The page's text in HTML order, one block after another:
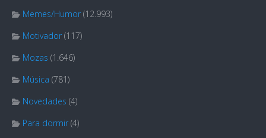
Memes/Humor (12.993)
Motivador (117)
Mozas (1.646)
Música (781)
Novedades (4)
Para dormir (4)